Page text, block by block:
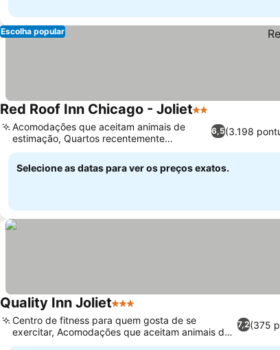
Escolha popular
Red Roof Inn Chicago - Joliet2 Estrelas
6,5(3.198
Acomodações que aceitam animais de
estimação, Quartos recentemente
atualizados
Selecione as datas para ver os preços exatos.
Quality Inn Joliet3 Estrelas
7,2(375
Centro de fitness para quem gosta de se
exercitar, Acomodações que aceitam animais de
estimação